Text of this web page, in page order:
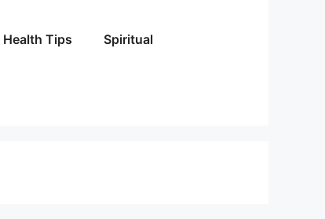
Health Tips Spiritual